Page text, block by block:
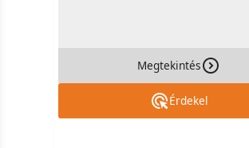
Megtekintés
Érdekel